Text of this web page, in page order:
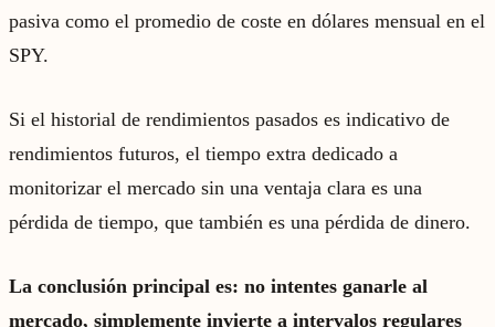
pasiva como el promedio de coste en dólares mensual en el
SPY.
Si el historial de rendimientos pasados es indicativo de
rendimientos futuros, el tiempo extra dedicado a
monitorizar el mercado sin una ventaja clara es una
pérdida de tiempo, que también es una pérdida de dinero.
La conclusión principal es: no intentes ganarle al
mercado, simplemente invierte a intervalos regulares